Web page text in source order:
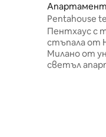
Pentahouse
Пентхаус с
стъпала от
Милано от
светъл